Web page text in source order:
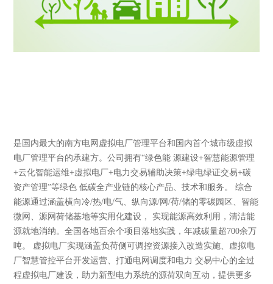
是国内最大的南方电网虚拟电厂管理平台和国内首个城市级虚拟
电厂管理平台的承建方。公司拥有“绿色能 源建设+智慧能源管理
+云化智能运维+虚拟电厂+电力交易辅助决策+绿电绿证交易+碳
资产管理”等绿色 低碳全产业链的核心产品、技术和服务。 综合
能源通过涵盖横向冷/热/电/气、纵向源/网/荷/储的零碳园区、智能
微网、源网荷储基地等实用化建设， 实现能源高效利用，清洁能
源就地消纳。全国各地百余个项目落地实践，年减碳量超700余万
吨。 虚拟电厂实现涵盖负荷侧可调控资源接入改造实施、虚拟电
厂智慧管控平台开发运营、打通电网调度和电力 交易中心的全过
程虚拟电厂建设，助力新型电力系统的源荷双向互动，提供更多